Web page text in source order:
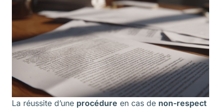
La réussite d’une procédure en cas de non-respect